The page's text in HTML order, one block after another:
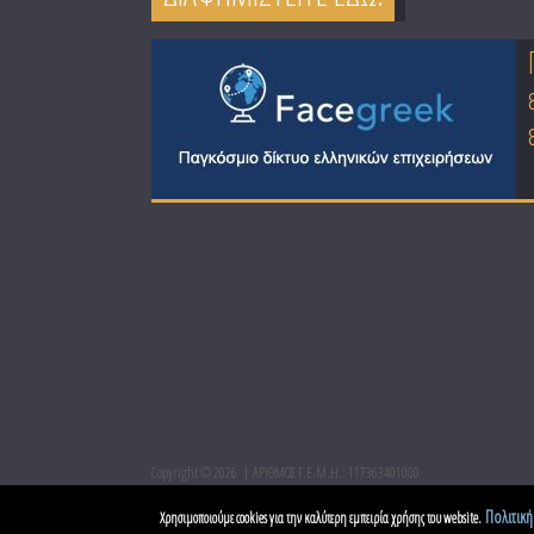
Copyright © 2026 ΑΡΙΘΜΟΣ Γ.Ε.Μ.Η.: 117363401000
Χρησιμοποιούμε cookies για την καλύτερη εμπειρία χρήσης του website.